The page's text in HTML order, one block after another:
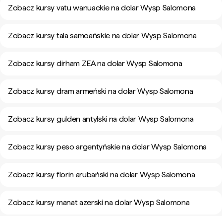
Zobacz kursy vatu wanuackie na dolar Wysp Salomona
Zobacz kursy tala samoańskie na dolar Wysp Salomona
Zobacz kursy dirham ZEA na dolar Wysp Salomona
Zobacz kursy dram armeński na dolar Wysp Salomona
Zobacz kursy gulden antylski na dolar Wysp Salomona
Zobacz kursy peso argentyńskie na dolar Wysp Salomona
Zobacz kursy florin arubański na dolar Wysp Salomona
Zobacz kursy manat azerski na dolar Wysp Salomona